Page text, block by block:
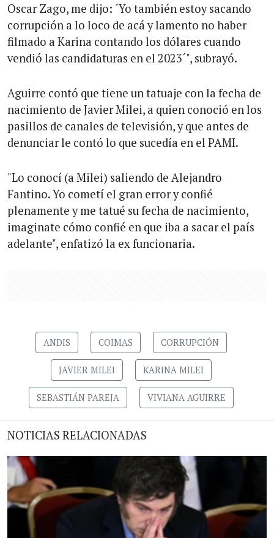
Oscar Zago, me dijo: ´Yo también estoy sacando
corrupción a lo loco de acá y lamento no haber
filmado a Karina contando los dólares cuando
vendió las candidaturas en el 2023´", subrayó.
Aguirre contó que tiene un tatuaje con la fecha de
nacimiento de Javier Milei, a quien conoció en los
pasillos de canales de televisión, y que antes de
denunciar le contó lo que sucedía en el PAMI.
"Lo conocí (a Milei) saliendo de Alejandro
Fantino. Yo cometí el gran error y confié
plenamente y me tatué su fecha de nacimiento,
imaginate cómo confié en que iba a sacar el país
adelante", enfatizó la ex funcionaria.
ANDIS COIMAS CORRUPCIÓN
JAVIER MILEI KARINA MILEI
SEBASTIÁN PAREJA VIVIANA AGUIRRE
NOTICIAS RELACIONADAS